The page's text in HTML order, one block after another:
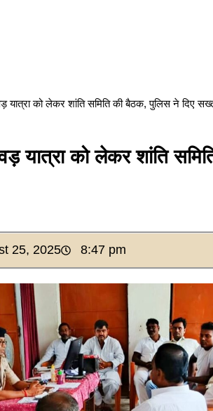
यात्रा को लेकर शांति समिति की बैठक, पुलिस ने दिए
यात्रा को लेकर शांति
25, 2025 8:47 pm